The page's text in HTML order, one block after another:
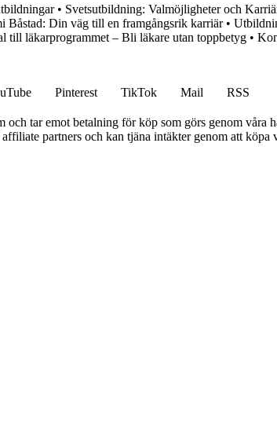
• Svetsutbildning: Valmöjligheter och
Båstad: Din väg till en framgångsrik karriär•
till läkarprogrammet – Bli läkare utan toppbetyg •
Pinterest TikTok Mail
RSS
tar emot betalning för köp som görs genom våra
partners och kan tjäna intäkter genom att